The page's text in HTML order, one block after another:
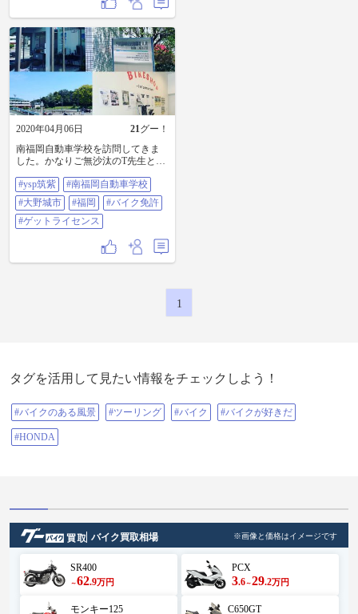
2020年04月06日 21グー！
南福岡自動車学校を訪問してきま
した。かなりご無沙汰のT先生とも
気(^^)皆さん、教習頑張ってくださ
い！！ #ysp筑紫 #南福岡自動車学校
#大野城市 #福岡 #バイク免許 #ゲッ
トライセンス
#ysp筑紫
#南福岡自動車学校
#大野城市
#福岡
#バイク免許
#ゲットライセンス
1
タグを活用して見たい情報をチェックしよう！
#バイクのある風景 #ツーリング #バイク #バイクが好きだ
#HONDA
バイク買取相場 ※画像と価格はイメージです
SR400
～62.9万円
PCX
3.6～29.2万円
モンキー125 C650GT